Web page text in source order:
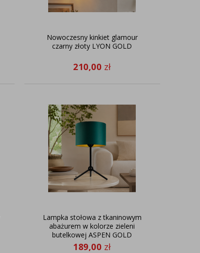
Nowoczesny kinkiet glamour
czarny złoty LYON GOLD
210,00 zł
Lampka stołowa z tkaninowym
abażurem w kolorze zieleni
butelkowej ASPEN GOLD
189,00 zł